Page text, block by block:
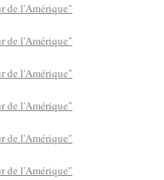
de l'Amérique"
de l'Amérique"
de l'Amérique"
de l'Amérique"
de l'Amérique"
de l'Amérique"